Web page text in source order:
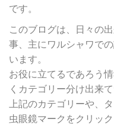
ー
別
検
索
です。
このブログは、日々の
事、主にワルシャワで
います。
お役に立てるであろう
くカテゴリー分け出来
上記のカテゴリーや、
虫眼鏡マークをクリッ